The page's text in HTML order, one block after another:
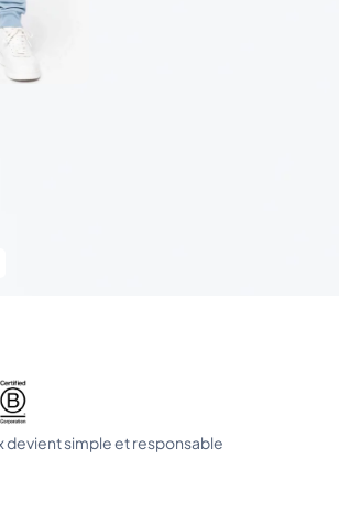
devient simple et responsable